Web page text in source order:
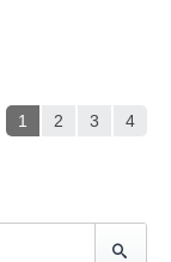
1 2 3 4